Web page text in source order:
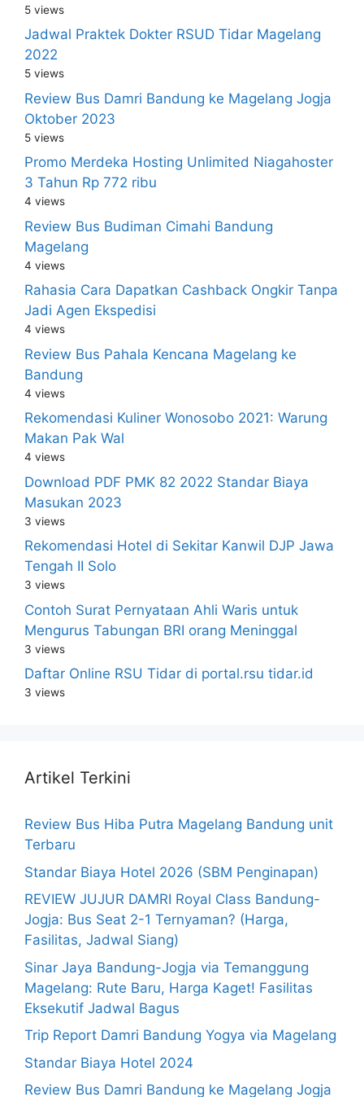
5 views
Jadwal Praktek Dokter RSUD Tidar Magelang
2022
5 views
Review Bus Damri Bandung ke Magelang Jogja
Oktober 2023
5 views
Promo Merdeka Hosting Unlimited Niagahoster
3 Tahun Rp 772 ribu
4 views
Review Bus Budiman Cimahi Bandung
Magelang
4 views
Rahasia Cara Dapatkan Cashback Ongkir Tanpa
Jadi Agen Ekspedisi
4 views
Review Bus Pahala Kencana Magelang ke
Bandung
4 views
Rekomendasi Kuliner Wonosobo 2021: Warung
Makan Pak Wal
4 views
Download PDF PMK 82 2022 Standar Biaya
Masukan 2023
3 views
Rekomendasi Hotel di Sekitar Kanwil DJP Jawa
Tengah II Solo
3 views
Contoh Surat Pernyataan Ahli Waris untuk
Mengurus Tabungan BRI orang Meninggal
3 views
Daftar Online RSU Tidar di portal.rsu tidar.id
3 views
Artikel Terkini
Review Bus Hiba Putra Magelang Bandung unit
Terbaru
Standar Biaya Hotel 2026 (SBM Penginapan)
REVIEW JUJUR DAMRI Royal Class Bandung-
Jogja: Bus Seat 2-1 Ternyaman? (Harga,
Fasilitas, Jadwal Siang)
Sinar Jaya Bandung-Jogja via Temanggung
Magelang: Rute Baru, Harga Kaget! Fasilitas
Eksekutif Jadwal Bagus
Trip Report Damri Bandung Yogya via Magelang
Standar Biaya Hotel 2024
Review Bus Damri Bandung ke Magelang Jogja